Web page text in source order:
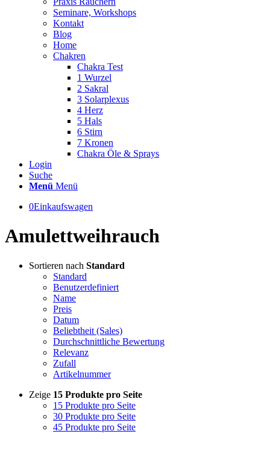
Seminare, Workshops
Kontakt
Blog
Home
Chakren
Chakra Test
1 Wurzel
2 Sakral
3 Solarplexus
4 Herz
5 Hals
6 Stirn
7 Kronen
Chakra Öle & Sprays
Login
Suche
Menü Menü
0Einkaufswagen
Amulettweihrauch
Sortieren nach Standard
Standard
Benutzerdefiniert
Name
Preis
Datum
Beliebtheit (Sales)
Durchschnittliche Bewertung
Relevanz
Zufall
Artikelnummer
Zeige 15 Produkte pro Seite
15 Produkte pro Seite
30 Produkte pro Seite
45 Produkte pro Seite